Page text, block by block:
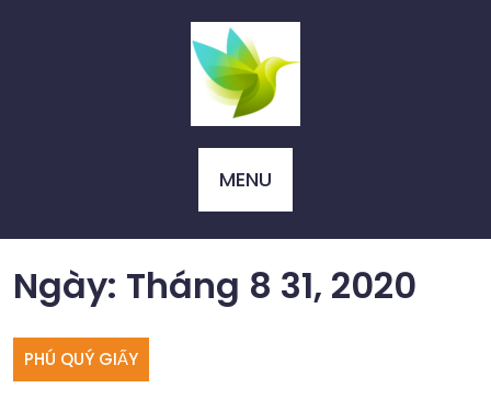
MENU
Ngày: Tháng 8 31, 2020
PHÚ QUÝ GIẤY